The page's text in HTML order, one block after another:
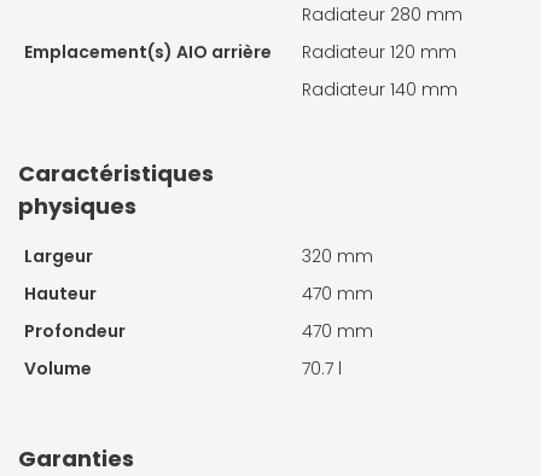
Radiateur 280 mm
Emplacement(s) AIO arrière
Radiateur 120 mm
Radiateur 140 mm
Caractéristiques
physiques
Largeur
320 mm
Hauteur
470 mm
Profondeur
470 mm
Volume
70.7 l
Garanties